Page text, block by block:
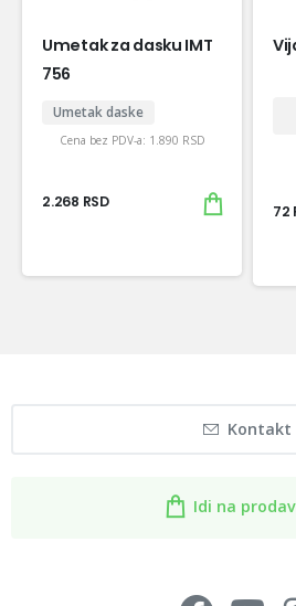
Umetak za dasku IMT
756
Umetak daske
Cena bez PDV-a: 1.890 RSD
2.268 RSD
72
Kontakt
Idi na